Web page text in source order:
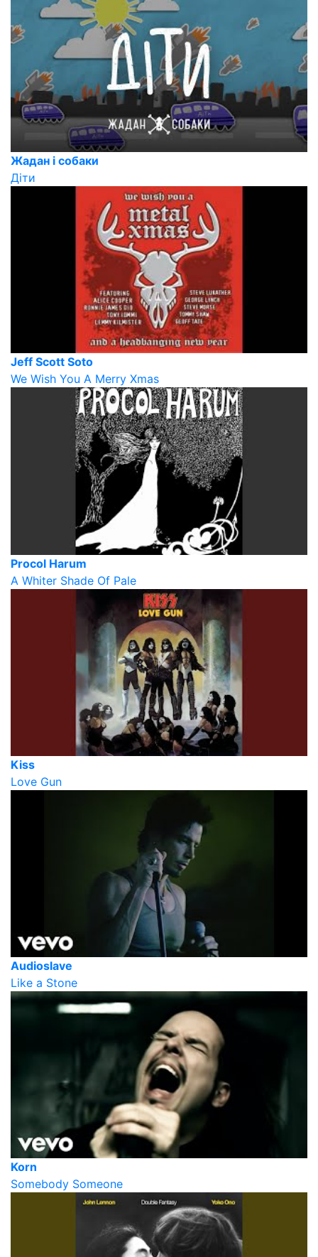
Жадан і собаки
Діти
Jeff Scott Soto
We Wish You A Merry Xmas
Procol Harum
A Whiter Shade Of Pale
Kiss
Love Gun
Audioslave
Like a Stone
Korn
Somebody Someone